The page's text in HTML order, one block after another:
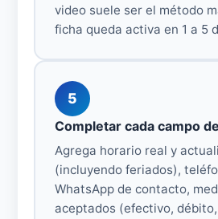
video suele ser el método
ficha queda activa en 1 a 5
5
Completar cada campo
Agrega horario real y
(incluyendo feriados),
WhatsApp de contacto,
aceptados (efectivo,